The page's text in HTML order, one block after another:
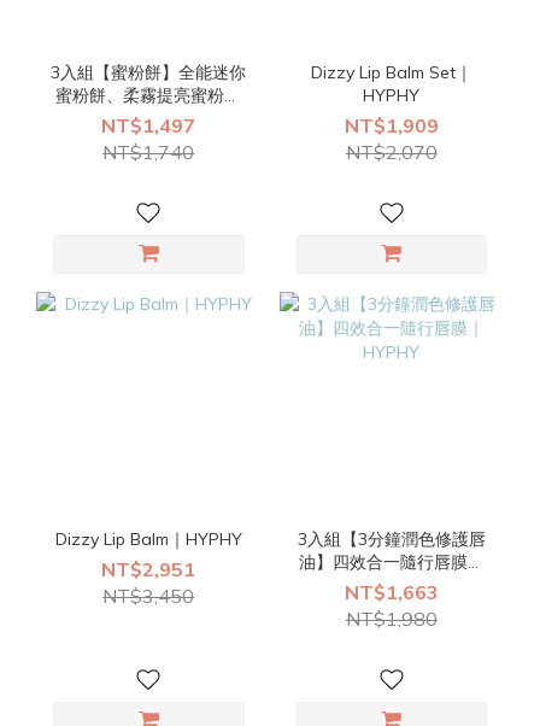
3入組【蜜粉餅】全能迷你
蜜粉餅、柔霧提亮蜜粉餅
｜HYPHY
NT$1,497
NT$1,740
Dizzy Lip Balm Set｜
HYPHY
NT$1,909
NT$2,070
Dizzy Lip Balm｜HYPHY
NT$2,951
NT$3,450
3入組【3分鐘潤色修護唇
油】四效合一隨行唇膜｜
HYPHY
NT$1,663
NT$1,980